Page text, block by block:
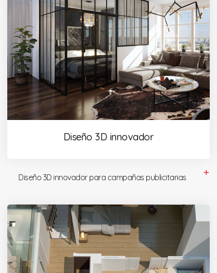
Diseño 3D innovador
Diseño 3D innovador para campañas publicitarias